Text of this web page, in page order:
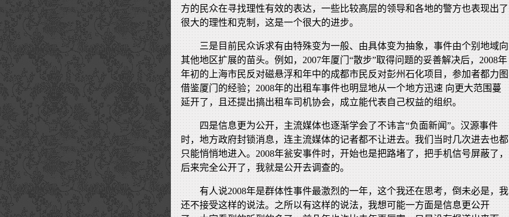
方的民众在寻找理性有效的表达，一些比较高层的领导和各地的警方也表现出了
很大的理性和克制，这是一个很大的进步。
三是目前民众诉求有由特殊变为一般、由具体变为抽象，事件由个别地域向
其他地区扩展的苗头。例如，2007年厦门“散步”取得问题的妥善解决后，2008年
年初的上海市民反对磁悬浮和年中的成都市民反对彭州石化项目，参加者都力图
借鉴厦门的经验；2008年的出租车事件也明显地从一个地方迅速 向更大范围蔓
延开了，且还提出搞出租车司机协会，成立能代表自己权益的组织。
四是信息更为公开，主流媒体也逐渐学会了不讳言“负面新闻”。汉源事件
时，地方政府封锁消息，连主流媒体的记者都不让进去。我们当时几次进去也都
只能悄悄地进入。2008年瓮安事件时，开始也是把路堵了，把手机信号屏蔽了，
后来完全公开了，我就是公开去调查的。
有人说2008年是群体性事件最激烈的一年，这个我还在思考，倒未必是，我
还不接受这样的说法。之所以有这样的说法，我想可能一方面是信息更公开